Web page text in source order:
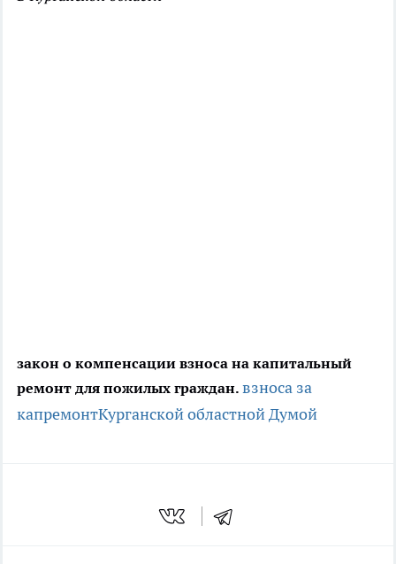
закон о компенсации взноса на капитальный
ремонт для пожилых граждан. взноса за
капремонтКурганской областной Думой